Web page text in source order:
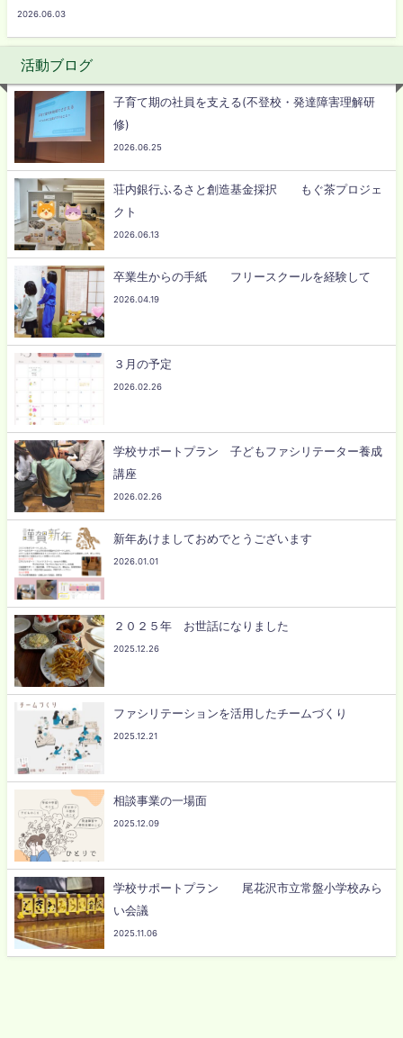
2026.06.03
活動ブログ
子育て期の社員を支える(不登校・発達障害理解研
修)
2026.06.25
荘内銀行ふるさと創造基金採択 もぐ茶プロジェ
クト
2026.06.13
卒業生からの手紙 フリースクールを経験して
2026.04.19
３月の予定
2026.02.26
学校サポートプラン 子どもファシリテーター養成
講座
2026.02.26
新年あけましておめでとうございます
2026.01.01
２０２５年 お世話になりました
2025.12.26
ファシリテーションを活用したチームづくり
2025.12.21
相談事業の一場面
2025.12.09
学校サポートプラン 尾花沢市立常盤小学校みら
い会議
2025.11.06